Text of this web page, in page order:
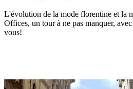
L'évolution de la mode florentine et la
Offices, un tour à ne pas manquer,
vous!